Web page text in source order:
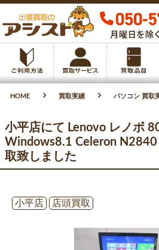
HOME 買取実績 パソコン 買取
小平店にて Lenovo レノボ
Windows8.1 Celeron
取致しました
小平店
店頭買取